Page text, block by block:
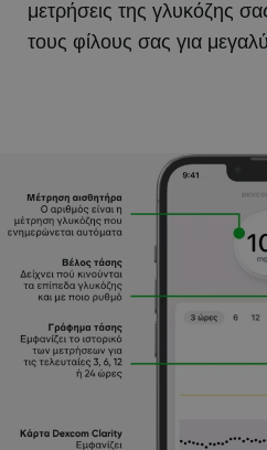
μετρήσεις της γλυκόζης
τους φίλους σας για